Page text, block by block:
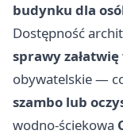
budynku dla
Dostępność
sprawy załatwię
obywatelskie —
szambo lub
wodno-ściekowa